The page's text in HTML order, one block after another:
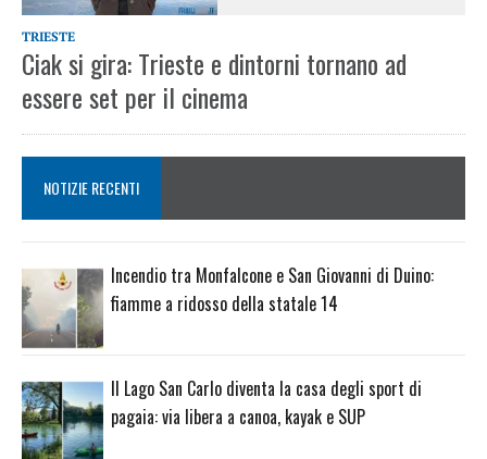
TRIESTE
Ciak si gira: Trieste e dintorni tornano ad
essere set per il cinema
NOTIZIE RECENTI
Incendio tra Monfalcone e San Giovanni di Duino:
fiamme a ridosso della statale 14
Il Lago San Carlo diventa la casa degli sport di
pagaia: via libera a canoa, kayak e SUP